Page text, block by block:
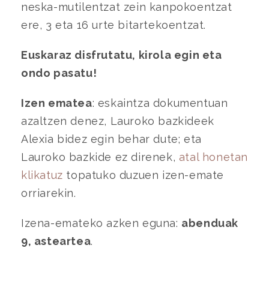
neska-mutilentzat zein kanpokoentzat
ere, 3 eta 16 urte bitartekoentzat.
Euskaraz disfrutatu, kirola egin eta
ondo pasatu!
Izen ematea: eskaintza dokumentuan
azaltzen denez, Lauroko bazkideek
Alexia bidez egin behar dute; eta
Lauroko bazkide ez direnek, atal honetan
klikatuz topatuko duzuen izen-emate
orriarekin.
Izena-emateko azken eguna: abenduak
9, asteartea.